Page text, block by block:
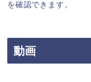
を確認できます。
動画